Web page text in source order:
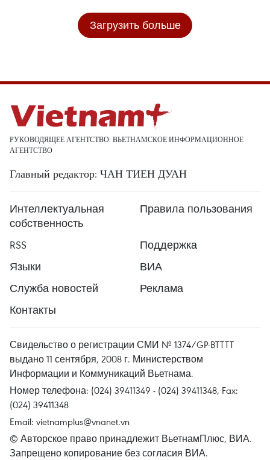
Загрузить больше
РУКОВОДЯЩЕЕ АГЕНТСТВО: ВЬЕТНАМСКОЕ ИНФОРМАЦИОННОЕ
АГЕНТСТВО
Главный редактор: ЧАН ТИЕН ДУАН
Интеллектуальная
собственность
Правила пользования
RSS
Поддержка
Языки
ВИА
Служба новостей
Реклама
Контакты
Свидельство о регистрации СМИ № 1374/GP-BTTTT
выдано 11 сентября, 2008 г. Министерством
Информации и Коммуникаций Вьетнама.
Номер телефона: (024) 39411349 - (024) 39411348, Fax:
(024) 39411348
Email: vietnamplus@vnanet.vn
© Авторское право принадлежит ВьетнамПлюс, ВИА.
Запрещено копирование без согласия ВИА.